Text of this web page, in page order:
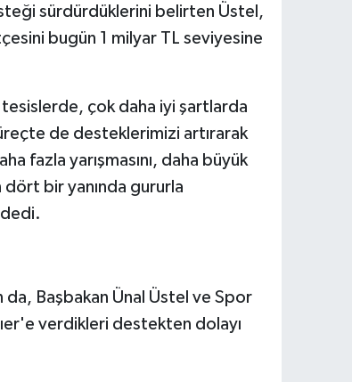
sürdürdüklerini belirten Üstel,
bugün 1 milyar TL seviyesine
çok daha iyi şartlarda
de desteklerimizi artırarak
fazla yarışmasını, daha büyük
dört bir yanında gururla
Başbakan Ünal Üstel ve Spor
verdikleri destekten dolayı